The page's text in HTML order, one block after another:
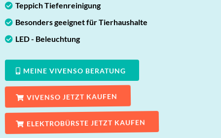
Teppich Tiefenreinigung
Besonders geeignet für Tierhaushalte
LED - Beleuchtung
MEINE VIVENSO BERATUNG
VIVENSO JETZT KAUFEN
ELEKTROBÜRSTE JETZT KAUFEN